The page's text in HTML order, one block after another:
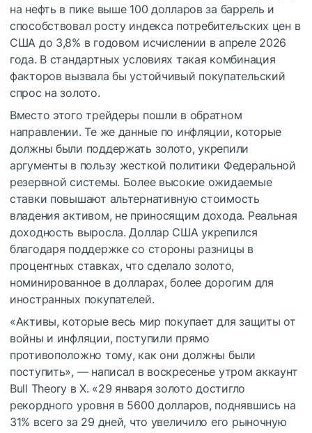
на нефть в пике выше 100 долларов за баррель и
способствовал росту индекса потребительских цен в
США до 3,8% в годовом исчислении в апреле 2026
года. В стандартных условиях такая комбинация
факторов вызвала бы устойчивый покупательский
спрос на золото.
Вместо этого трейдеры пошли в обратном
направлении. Те же данные по инфляции, которые
должны были поддержать золото, укрепили
аргументы в пользу жесткой политики Федеральной
резервной системы. Более высокие ожидаемые
ставки повышают альтернативную стоимость
владения активом, не приносящим дохода. Реальная
доходность выросла. Доллар США укрепился
благодаря поддержке со стороны разницы в
процентных ставках, что сделало золото,
номинированное в долларах, более дорогим для
иностранных покупателей.
«Активы, которые весь мир покупает для защиты от
войны и инфляции, поступили прямо
противоположно тому, как они должны были
поступить», — написал в воскресенье утром аккаунт
Bull Theory в X. «29 января золото достигло
рекордного уровня в 5600 долларов, поднявшись на
31% всего за 29 дней, что увеличило его рыночную